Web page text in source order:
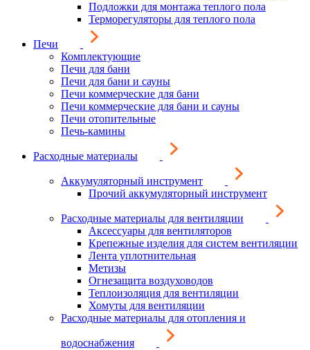
Подложки для монтажа теплого пола
Терморегуляторы для теплого пола
Печи
Комплектующие
Печи для бани
Печи для бани и сауны
Печи коммерческие для бани
Печи коммерческие для бани и сауны
Печи отопительные
Печь-камины
Расходные материалы
Аккумуляторный инструмент
Прочий аккумуляторный инструмент
Расходные материалы для вентиляции
Аксессуары для вентиляторов
Крепежные изделия для систем вентиляции
Лента уплотнительная
Метизы
Огнезащита воздуховодов
Теплоизоляция для вентиляции
Хомуты для вентиляции
Расходные материалы для отопления и
водоснабжения